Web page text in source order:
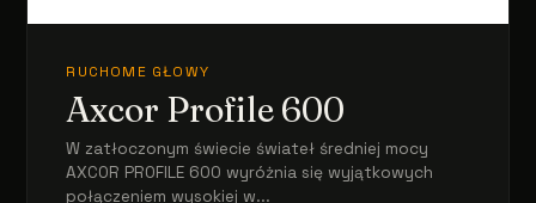
RUCHOME GŁOWY
Axcor Profile 600
W zatłoczonym świecie świateł średniej mocy
AXCOR PROFILE 600 wyróżnia się wyjątkowych
połączeniem wysokiej w...